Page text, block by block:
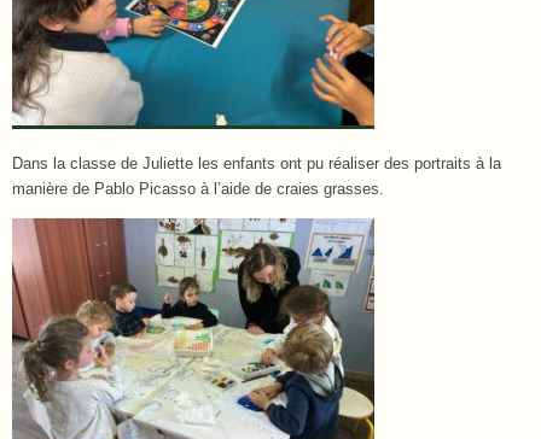
Dans la classe de Juliette les enfants ont pu réaliser des portraits à la
manière de Pablo Picasso à l’aide de craies grasses.